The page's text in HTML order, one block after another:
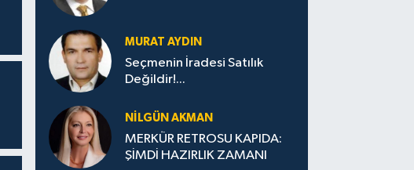
MURAT AYDIN
Seçmenin İradesi Satılık
Değildir!...
NILGÜN AKMAN
MERKÜR RETROSU KAPIDA:
ŞİMDİ HAZIRLIK ZAMANI